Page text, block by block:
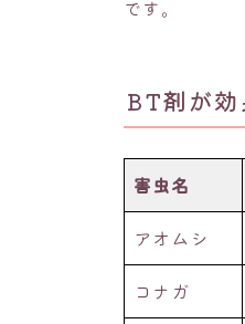
です。
BT剤が
害虫名
アオムシ
コナガ